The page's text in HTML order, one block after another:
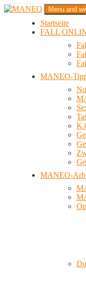
Zum
MANEO
Das schwule Anti-
Menu and
Startseite
FALL
MANEO-
MANEO-